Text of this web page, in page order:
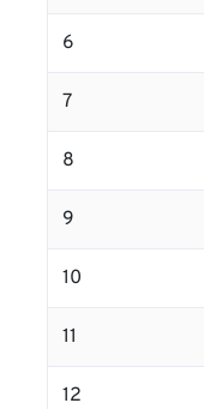
6
7
8
9
10
11
12